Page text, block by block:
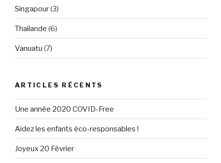
Singapour(3)
Thailande (6)
Vanuatu (7)
ARTICLES RÉCENTS
Une année 2020 COVID-Free
Aidez les enfants éco-responsables !
Joyeux 20 Février